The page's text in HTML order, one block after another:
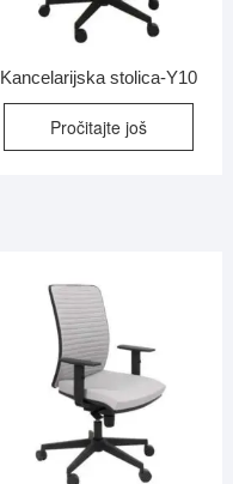
Kancelarijska stolica-Y10
Pročitajte još